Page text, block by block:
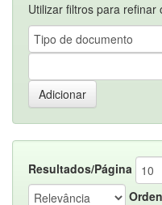
Utilizar filtros para refinar
Resultados/Página